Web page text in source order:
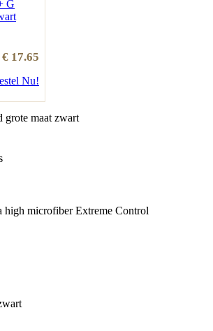
G
€ 17.65
Nu!
grote maat zwart
high microfiber Extreme Control